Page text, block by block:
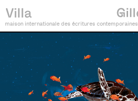
maison internationale des écritures contemporaines